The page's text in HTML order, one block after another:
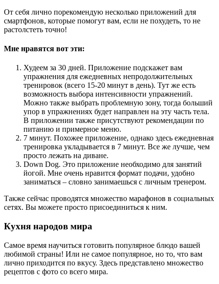
От себя лично порекомендую несколько приложений для
смартфонов, которые помогут вам, если не похудеть, то не
растолстеть точно!
Мне нравятся вот эти:
Худеем за 30 дней. Приложение подскажет вам
упражнения для ежедневных непродолжительных
тренировок (всего 15-20 минут в день). Тут же есть
возможность выбора интенсивности упражнений.
Можно также выбрать проблемную зону, тогда больший
упор в упражнениях будет направлен на эту часть тела.
В приложении также присутствуют рекомендации по
питанию и примерное меню.
7 минут. Похожее приложение, однако здесь ежедневная
тренировка укладывается в 7 минут. Все же лучше, чем
просто лежать на диване.
Down Dog. Это приложение необходимо для занятий
йогой. Мне очень нравится формат подачи, удобно
заниматься – словно занимаешься с личным тренером.
Также сейчас проводятся множество марафонов в социальных
сетях. Вы можете просто присоединиться к ним.
Кухня народов мира
Самое время научиться готовить популярное блюдо вашей
любимой страны! Или не самое популярное, но то, что вам
лично приходится по вкусу. Здесь представлено множество
рецептов с фото со всего мира.